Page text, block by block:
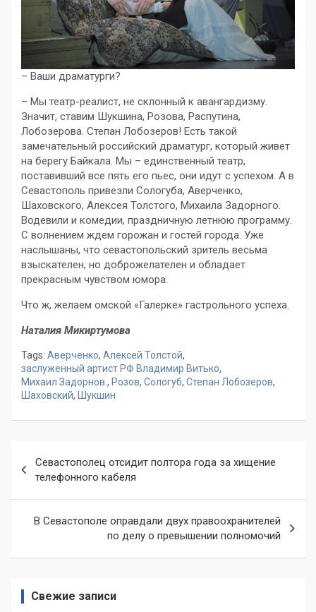
– Ваши драматурги?
– Мы театр-реалист, не склонный к авангардизму.
Значит, ставим Шукшина, Розова, Распутина,
Лобозерова. Степан Лобозеров! Есть такой
замечательный российский драматург, который живет
на берегу Байкала. Мы – единственный театр,
поставивший все пять его пьес, они идут с успехом. А в
Севастополь привезли Сологуба, Аверченко,
Шаховского, Алексея Толстого, Михаила Задорного.
Водевили и комедии, праздничную летнюю программу.
С волнением ждем горожан и гостей города. Уже
наслышаны, что севастопольский зритель весьма
взыскателен, но доброжелателен и обладает
прекрасным чувством юмора.
Что ж, желаем омской «Галерке» гастрольного успеха.
Наталия Микиртумова
Tags: Аверченко, Алексей Толстой,
заслуженный артист РФ Владимир Витько,
Михаил Задорнов. , Розов, Сологуб, Степан Лобозеров,
Шаховский, Шукшин
по
записям
Севастополец отсидит полтора года за хищение
телефонного кабеля
В Севастополе оправдали двух правоохранителей
по делу о превышении полномочий
Свежие записи